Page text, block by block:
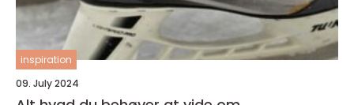
inspiration
09. July 2024